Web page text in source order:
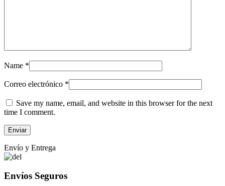
Name *
Correo electrónico *
Save my name, email, and website in this browser for the next
time I comment.
Envío y Entrega
Envíos Seguros